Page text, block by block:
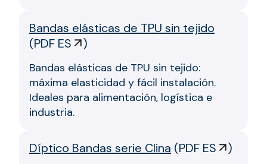
Bandas elásticas de TPU sin tejido
(PDF ES )
Bandas elásticas de TPU sin tejido:
máxima elasticidad y fácil instalación.
Ideales para alimentación, logística e
industria.
Díptico Bandas serie Clina (PDF ES )